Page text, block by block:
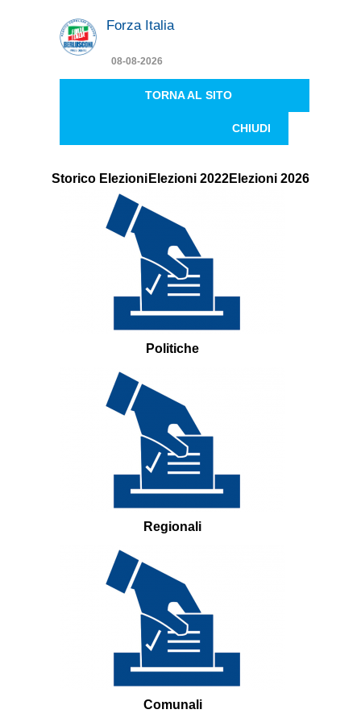
Forza Italia
08-08-2026
TORNA AL SITO
CHIUDI
Storico Elezioni Elezioni 2026
Elezioni 2022
Politiche
Regionali
Comunali